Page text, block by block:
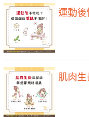
運動後
肌肉